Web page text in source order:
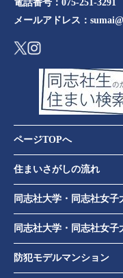
電話番号： 075-251-3291
メールアドレス：
ページTOPへ
住まいさがしの流れ
同志社大学・同志社女子
同志社大学・同志社女
防犯モデルマンション